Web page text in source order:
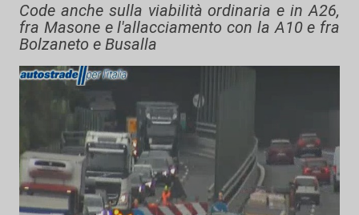
Code anche sulla viabilità ordinaria e in A26,
fra Masone e l'allacciamento con la A10 e fra
Bolzaneto e Busalla